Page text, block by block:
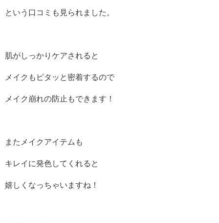
という口コミも見られました。
肌がしっかりケアされると
メイクもピタッと密着するので
メイク崩れの防止もできます！
またメイクアイテムも
キレイに発色してくれると
嬉しくなっちゃいますね！